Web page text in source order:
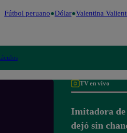
Fútbol peruano Dólar Valentina Valiente
TV en vivo
Imitadora
dejó sin